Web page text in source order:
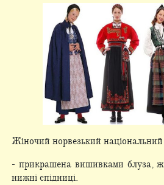
Жіночий норвезький
- прикрашена вишивками блуза,
нижні спідниці.